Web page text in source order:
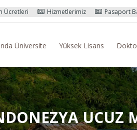
Pasaport Başvuru İşlemleri
Üniversite Yüksek Lisans
UCUZ